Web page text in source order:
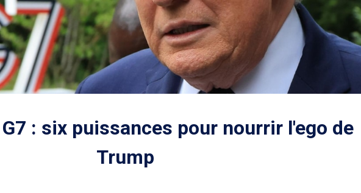
: six puissances pour nourrir l'ego de
Trump